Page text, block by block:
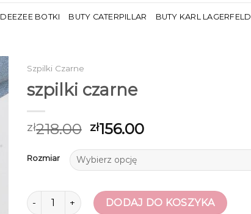
DEEZEE BOTKI BUTY CATERPILLAR BUTY KARL LAGERFELD
Szpilki Czarne
szpilki czarne
zł218.00 zł156.00
Rozmiar
ilość szpilki czarneDODAJ DO KOSZYKA